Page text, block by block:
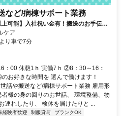
など/病棟サポート業務
上可能】入社祝い金有！搬送のお手伝い
ト業務
ケア
り車で7分
：00 休憩1ｈ 実働7ｈ ②8：30～16：
好きな時間を 選んで働けます！
話や搬送など/病棟サポート業務 雇用形
様の身の回りのお世話、 環境整備、物
連れしたり、 検体を届けたりと ...
経験者歓迎 制服貸与
ブランクOK